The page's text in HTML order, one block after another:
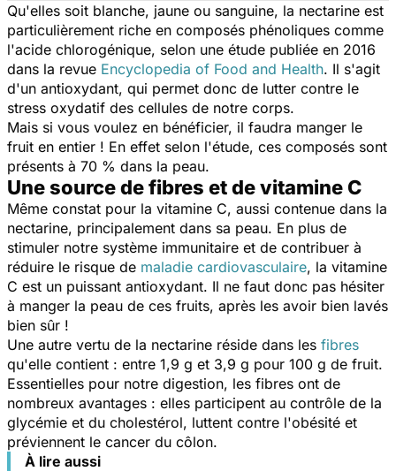
Qu'elles soit blanche, jaune ou sanguine, la nectarine est
particulièrement riche en composés phénoliques comme
l'acide chlorogénique, selon une étude publiée en 2016
dans la revue Encyclopedia of Food and Health. Il s'agit
d'un antioxydant, qui permet donc de lutter contre le
stress oxydatif des cellules de notre corps.
Mais si vous voulez en bénéficier, il faudra manger le
fruit en entier ! En effet selon l'étude, ces composés sont
présents à 70 % dans la peau.
Une source de fibres et de vitamine C
Même constat pour la vitamine C, aussi contenue dans la
nectarine, principalement dans sa peau. En plus de
stimuler notre système immunitaire et de contribuer à
réduire le risque de maladie cardiovasculaire, la vitamine
C est un puissant antioxydant. Il ne faut donc pas hésiter
à manger la peau de ces fruits, après les avoir bien lavés
bien sûr !
Une autre vertu de la nectarine réside dans les fibres
qu'elle contient : entre 1,9 g et 3,9 g pour 100 g de fruit.
Essentielles pour notre digestion, les fibres ont de
nombreux avantages : elles participent au contrôle de la
glycémie et du cholestérol, luttent contre l'obésité et
préviennent le cancer du côlon.
À lire aussi